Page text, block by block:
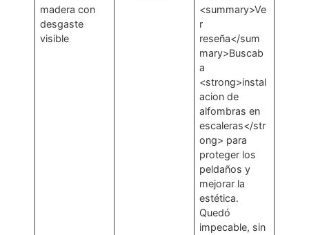
madera con
desgaste
visible
<summary>Ve
r
reseña</sum
mary>Buscab
a
<strong>instal
acion de
alfombras en
escaleras</str
ong> para
proteger los
peldaños y
mejorar la
estética.
Quedó
impecable, sin